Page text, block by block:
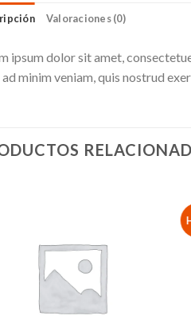
Valoraciones (0)
ipsum dolor sit amet,
ad minim veniam, quis nostrud